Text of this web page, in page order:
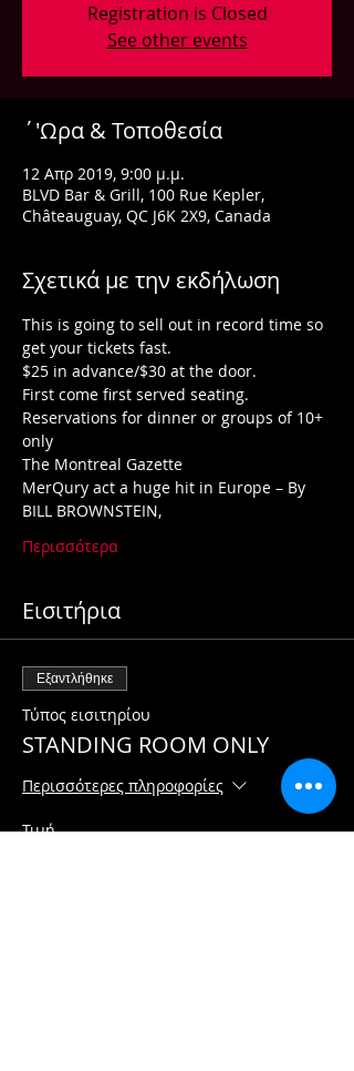
Registration is Closed
See other events
΄'Ωρα & Τοποθεσία
12 Απρ 2019, 9:00 μ.μ.
BLVD Bar & Grill, 100 Rue Kepler,
Châteauguay, QC J6K 2X9, Canada
Σχετικά με την εκδήλωση
This is going to sell out in record time so
Reservations for dinner or groups of 10+
MerQury act a huge hit in Europe – By
Περισσότερα
Εισιτήρια
Εξαντλήθηκε
Τύπος εισιτηρίου
STANDING ROOM ONLY
Περισσότερες πληροφορίες
Τιμή